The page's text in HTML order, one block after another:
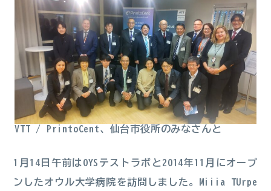
VTT / PrintoCent、仙台市役所のみなさんと
1月14日午前はOYSテストラボと2014年11月にオープ
ンしたオウル大学病院を訪問しました。Miiia TUrpe